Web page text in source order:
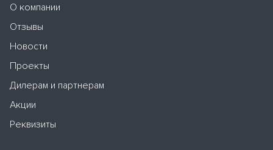
О компании
Отзывы
Новости
Проекты
Дилерам и партнерам
Акции
Реквизиты